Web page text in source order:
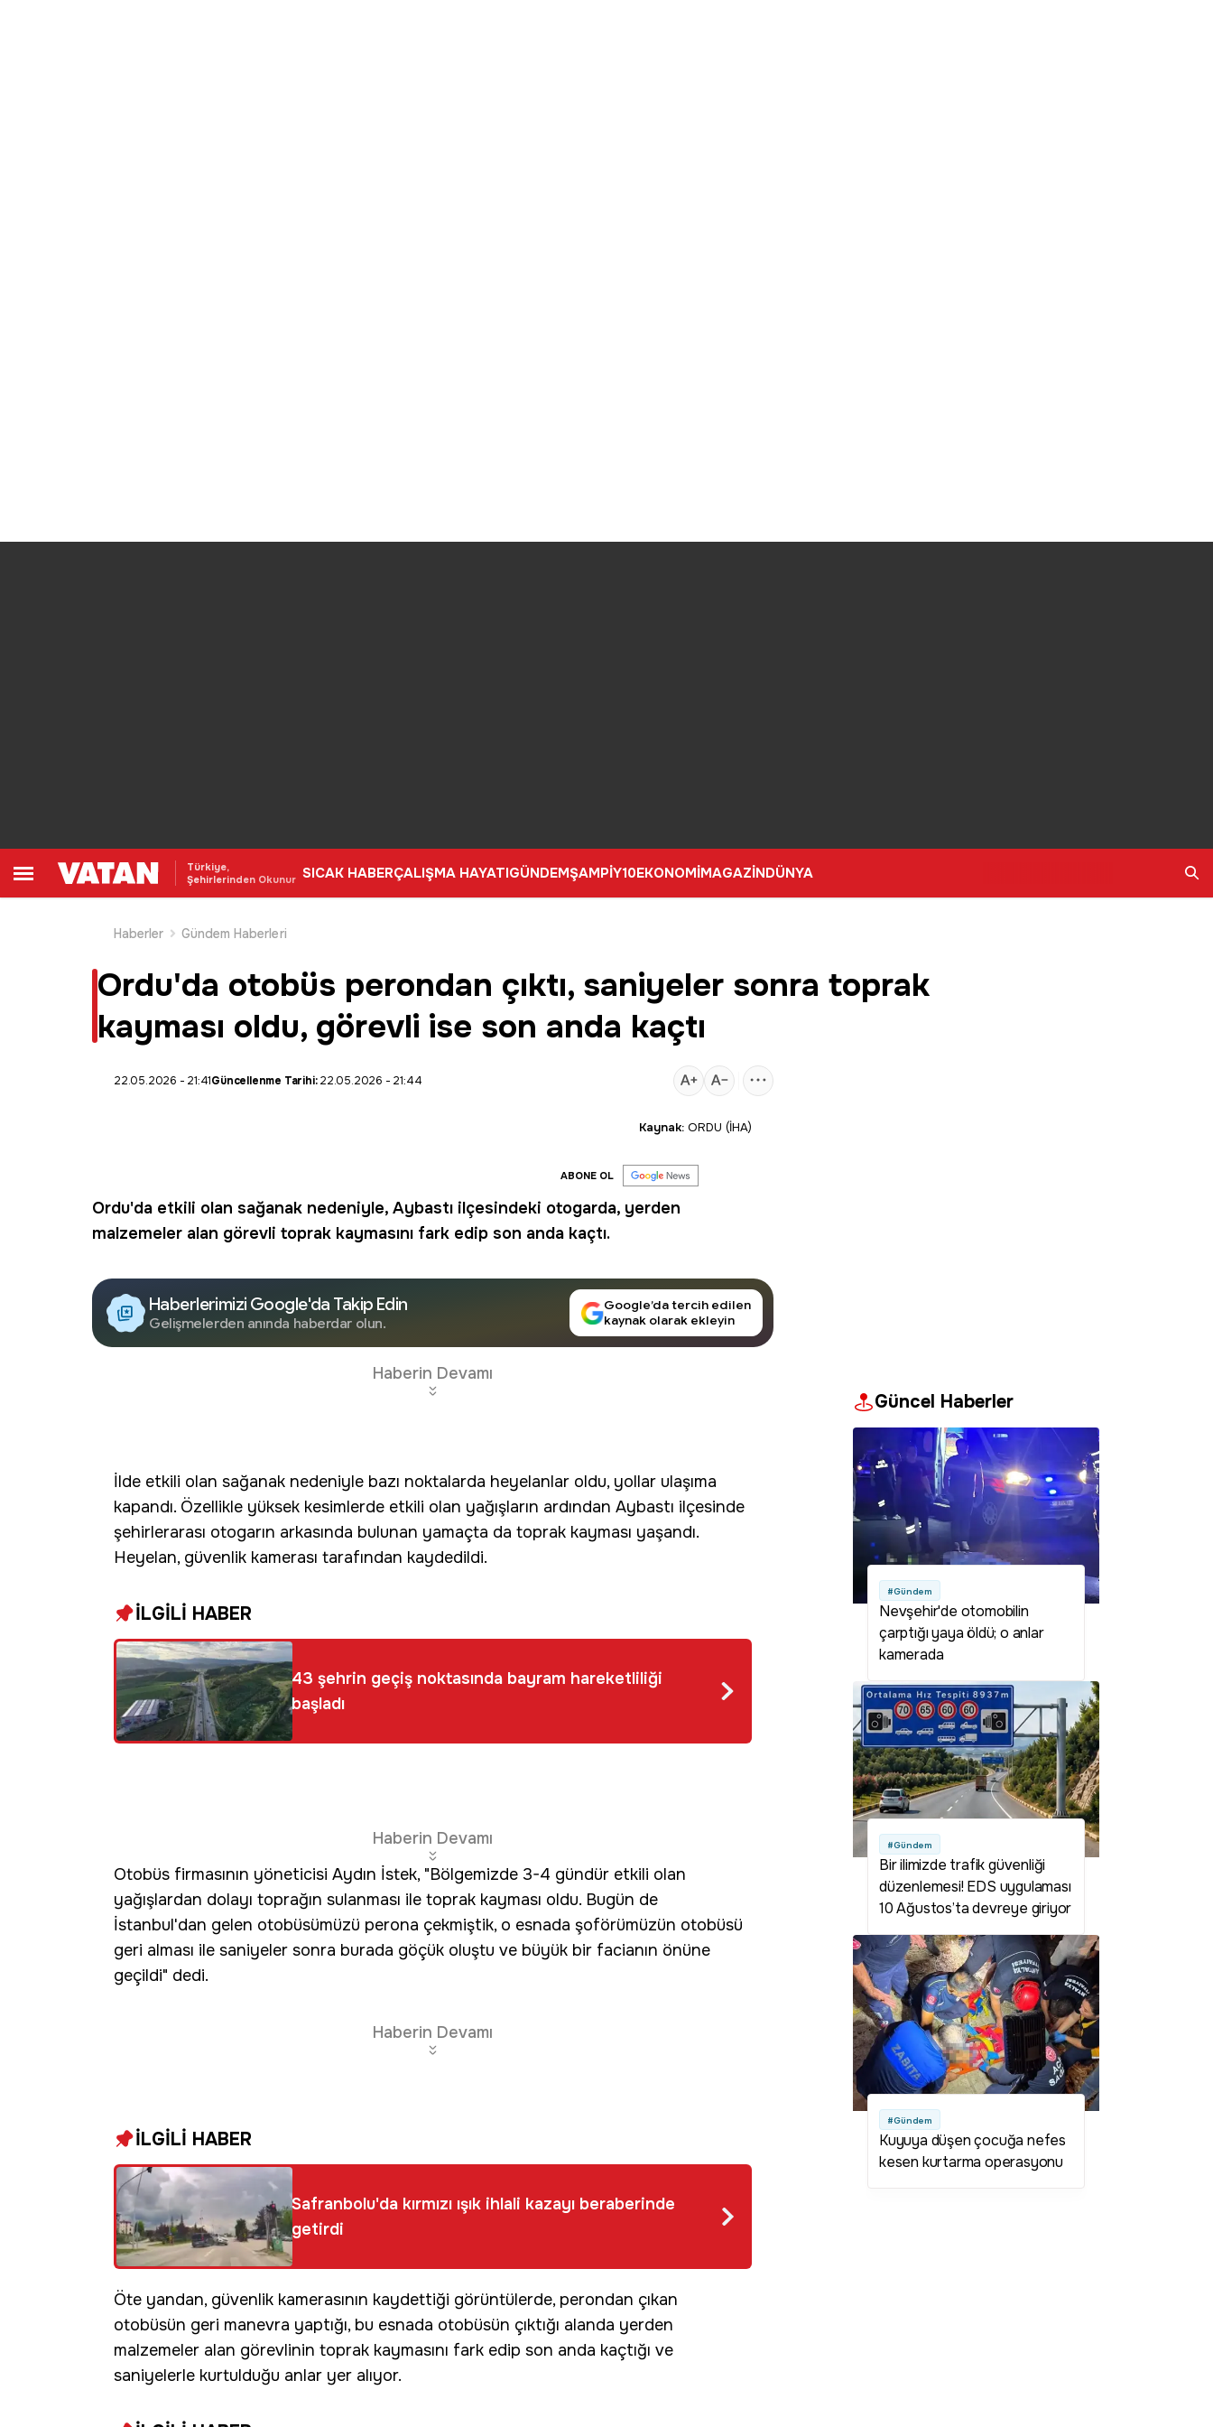
Türkiye,
Şehirlerinden Okunur SICAK HABERÇALIŞMA HAYATIGÜNDEMŞAMPİY10EKONOMİMAGAZİNDÜNYA
Haberler
Gündem Haberleri
Ordu'da otobüs perondan çıktı, saniyeler sonra toprak
kayması oldu, görevli ise son anda kaçtı
22.05.2026 - 21:41Güncellenme Tarihi:22.05.2026 - 21:44
Kaynak: ORDU (İHA)
ABONE OL
Ordu'da etkili olan sağanak nedeniyle, Aybastı ilçesindeki otogarda, yerden
malzemeler alan görevli toprak kaymasını fark edip son anda kaçtı.
Haberlerimizi Google'da Takip Edin
Gelişmelerden anında haberdar olun.
Google’da tercih edilen
kaynak olarak ekleyin
Haberin Devamı
İlde etkili olan sağanak nedeniyle bazı noktalarda heyelanlar oldu, yollar ulaşıma
kapandı. Özellikle yüksek kesimlerde etkili olan yağışların ardından Aybastı ilçesinde
şehirlerarası otogarın arkasında bulunan yamaçta da toprak kayması yaşandı.
Heyelan, güvenlik kamerası tarafından kaydedildi.
İLGİLİ HABER
43 şehrin geçiş noktasında bayram hareketliliği
başladı
Haberin Devamı
Otobüs firmasının yöneticisi Aydın İstek, "Bölgemizde 3-4 gündür etkili olan
yağışlardan dolayı toprağın sulanması ile toprak kayması oldu. Bugün de
İstanbul'dan gelen otobüsümüzü perona çekmiştik, o esnada şoförümüzün otobüsü
geri alması ile saniyeler sonra burada göçük oluştu ve büyük bir facianın önüne
geçildi" dedi.
Haberin Devamı
İLGİLİ HABER
Safranbolu'da kırmızı ışık ihlali kazayı beraberinde
getirdi
Öte yandan, güvenlik kamerasının kaydettiği görüntülerde, perondan çıkan
otobüsün geri manevra yaptığı, bu esnada otobüsün çıktığı alanda yerden
malzemeler alan görevlinin toprak kaymasını fark edip son anda kaçtığı ve
saniyelerle kurtulduğu anlar yer alıyor.
Güncel Haberler
#Gündem
Nevşehir'de otomobilin
çarptığı yaya öldü; o anlar
kamerada
#Gündem
Bir ilimizde trafik güvenliği
düzenlemesi! EDS uygulaması
10 Ağustos’ta devreye giriyor
#Gündem
Kuyuya düşen çocuğa nefes
kesen kurtarma operasyonu